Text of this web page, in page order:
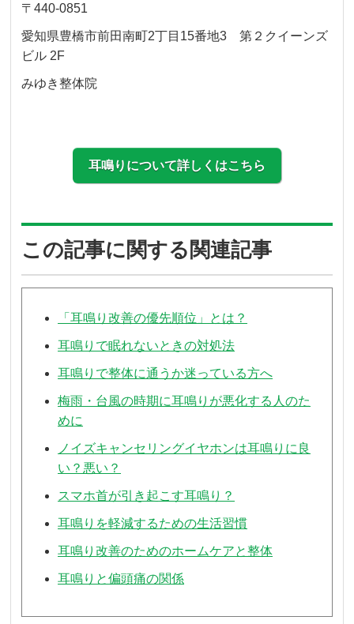
〒440-0851
愛知県豊橋市前田南町2丁目15番地3 第２クイーンズ
ビル 2F
みゆき整体院
耳鳴りについて詳しくはこちら
この記事に関する関連記事
「耳鳴り改善の優先順位」とは？
耳鳴りで眠れないときの対処法
耳鳴りで整体に通うか迷っている方へ
梅雨・台風の時期に耳鳴りが悪化する人のた
めに
ノイズキャンセリングイヤホンは耳鳴りに良
い？悪い？
スマホ首が引き起こす耳鳴り？
耳鳴りを軽減するための生活習慣
耳鳴り改善のためのホームケアと整体
耳鳴りと偏頭痛の関係